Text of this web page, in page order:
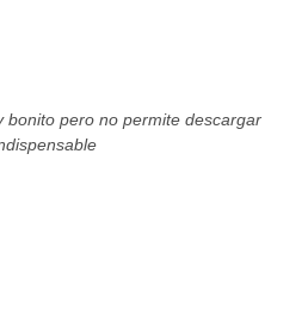
bonito pero no permite descargar